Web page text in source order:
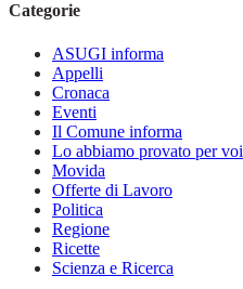
Categorie
ASUGI informa
Appelli
Cronaca
Eventi
Il Comune informa
Lo abbiamo provato per voi
Movida
Offerte di Lavoro
Politica
Regione
Ricette
Scienza e Ricerca